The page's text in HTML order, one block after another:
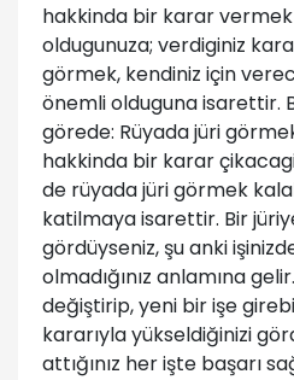
hakkinda bir karar
oldugunuza; verdiginiz
görmek, kendiniz için
önemli olduguna isarettir.
görede: Rüyada jüri
hakkinda bir karar
de rüyada jüri görmek
katilmaya isarettir. Bir
gördüyseniz, şu anki
olmadığınız anlamına
değiştirip, yeni bir işe
kararıyla yükseldiğinizi
attığınız her işte başarı